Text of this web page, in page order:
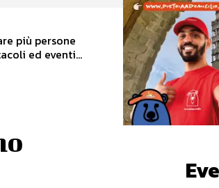
più persone
- spettacoli ed eventi...